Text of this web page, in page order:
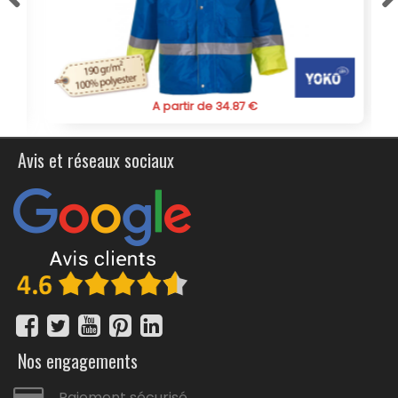
A partir de 34.87 €
Avis et réseaux sociaux
Nos engagements